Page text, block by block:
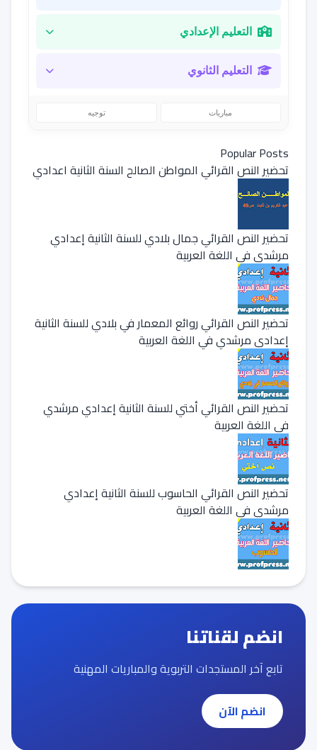
التعليم الإعدادي
التعليم الثانوي
مباريات توجيه
Popular Posts
تحضير النص القرائي المواطن الصالح السنة الثانية اعدادي
تحضير النص القرائي جمال بلادي للسنة الثانية إعدادي
مرشدي في اللغة العربية
تحضير النص القرائي روائع المعمار في بلادي للسنة الثانية
إعدادي مرشدي في اللغة العربية
تحضير النص القرائي أختي للسنة الثانية إعدادي مرشدي
في اللغة العربية
تحضير النص القرائي الحاسوب للسنة الثانية إعدادي
مرشدي في اللغة العربية
انضم لقناتنا
تابع آخر المستجدات التربوية والمباريات المهنية
انضم الآن